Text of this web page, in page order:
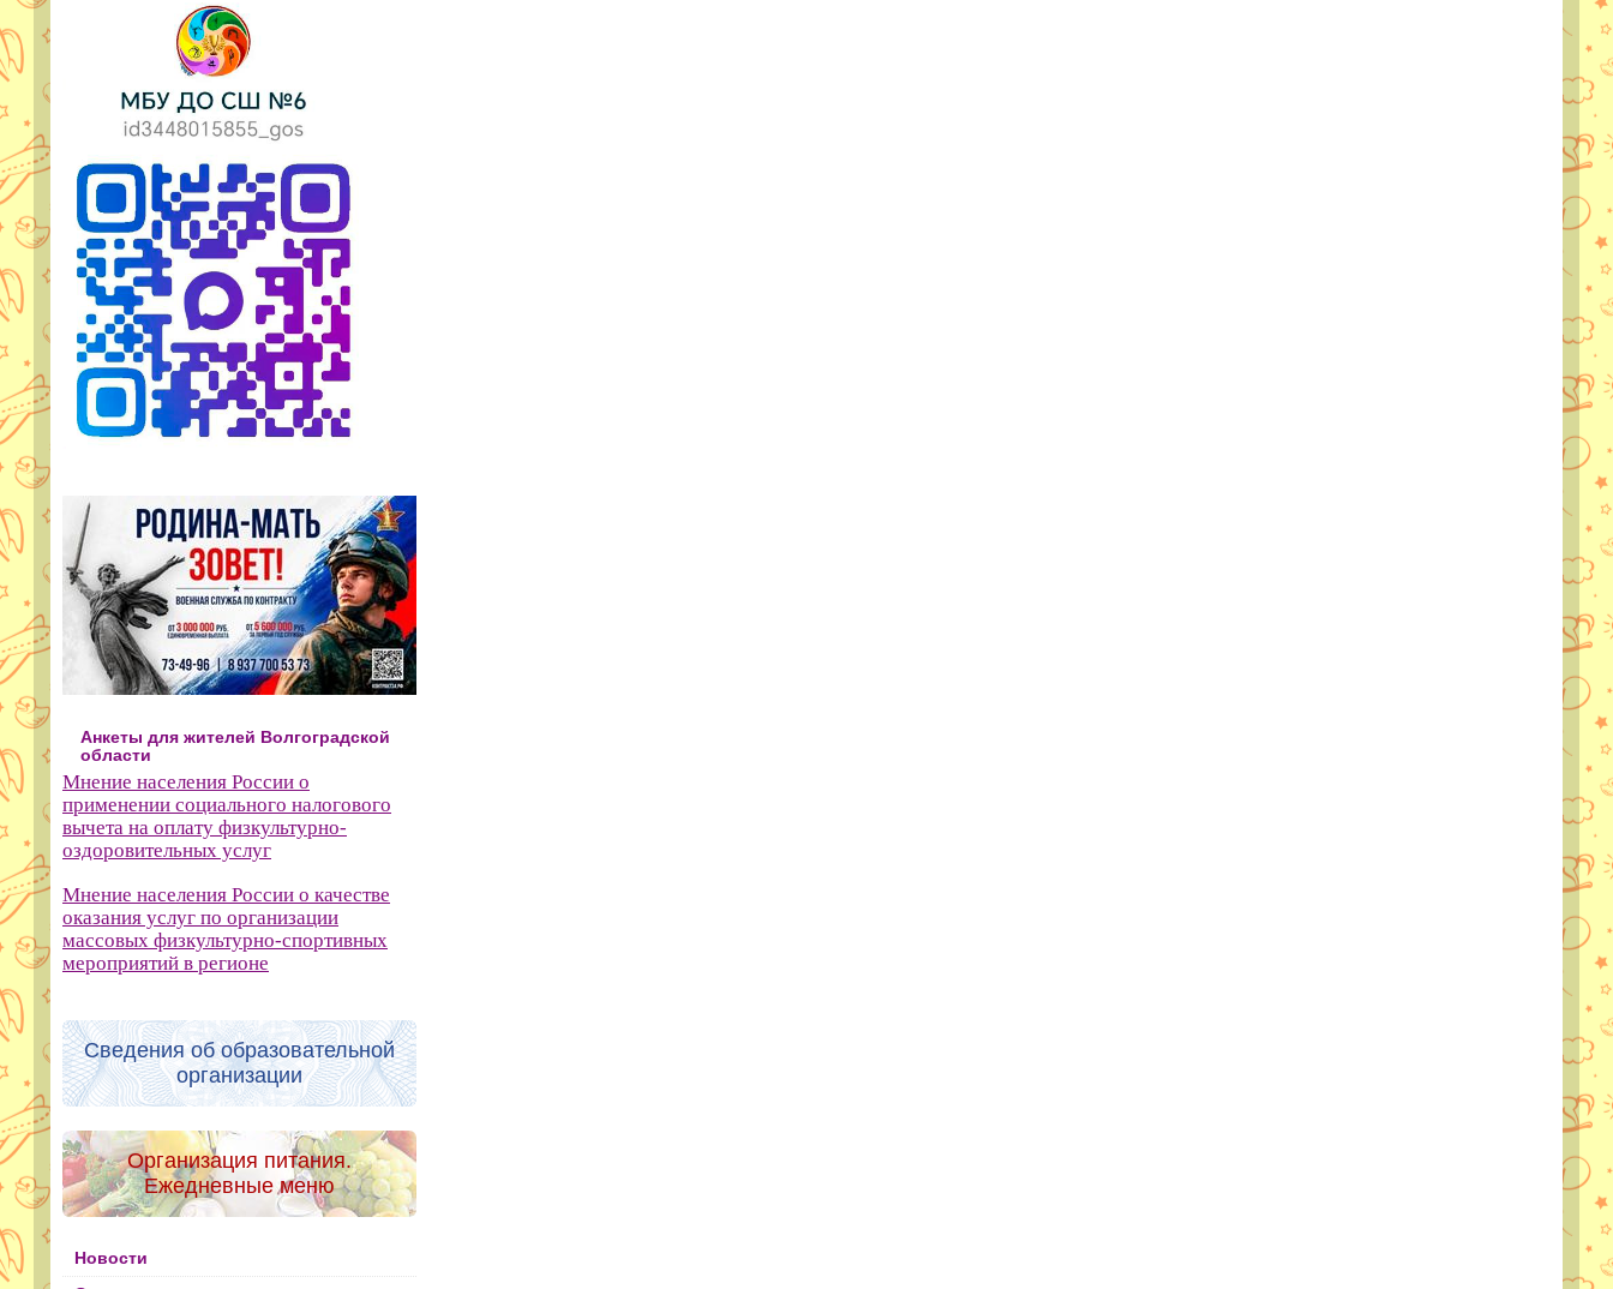
Анкеты для жителей Волгоградской
области
Мнение населения России о
применении социального налогового
вычета на оплату физкультурно-
оздоровительных услуг
Мнение населения России о качестве
оказания услуг по организации
массовых физкультурно-спортивных
мероприятий в регионе
Сведения об образовательной
организации
Организация питания.
Ежедневные меню
Новости